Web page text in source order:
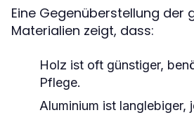
Eine Gegenüberstellung der
Materialien zeigt, dass:
Holz ist oft günstiger,
Pflege.
Aluminium ist langlebiger,